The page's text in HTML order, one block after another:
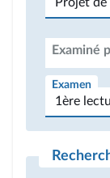
Examiné
Examen